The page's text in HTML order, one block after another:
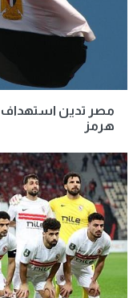
مصر تدين استهداف
هرمز